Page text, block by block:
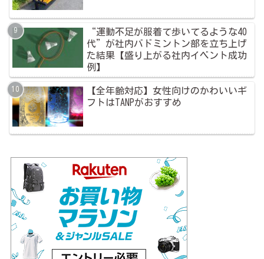
“運動不足が服着て歩いてるような40
代”が社内バドミントン部を立ち上げ
た結果【盛り上がる社内イベント成功
例】
【全年齢対応】女性向けのかわいいギ
フトはTANPがおすすめ